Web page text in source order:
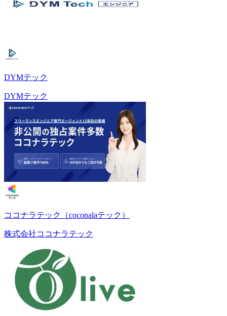
DYMテック
DYMテック
ココナラテック（coconalaテック）
株式会社ココナラテック